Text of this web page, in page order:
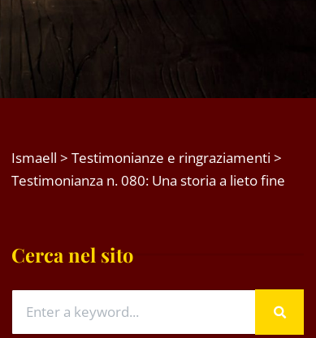
Ismaell > Testimonianze e ringraziamenti >
Testimonianza n. 080: Una storia a lieto fine
Cerca nel sito